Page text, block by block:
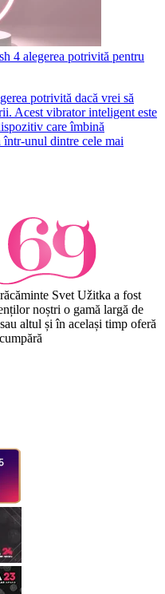
4 alegerea potrivită pentru
potrivită dacă vrei să
Acest vibrator inteligent este
care îmbină
într-unul dintre cele mai
Svet Užitka a fost
noștri o gamă largă de
altul și în același timp oferă